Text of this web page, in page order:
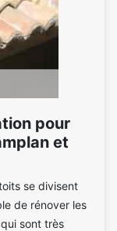
pour
et
se divisent
de rénover les
sont très